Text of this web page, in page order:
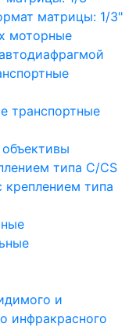
матрицы: 1/3"
моторные
транспортные
типа C/CS
креплением типа
и
инфракрасного